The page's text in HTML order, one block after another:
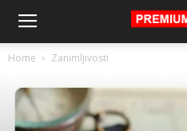
Home Zanimljivosti